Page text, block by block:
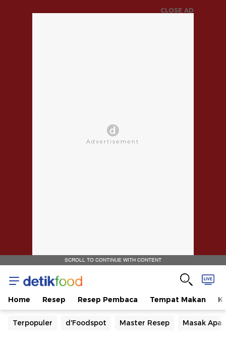
CLOSE AD
SCROLL TO CONTINUE WITH CONTENT
Home Resep Resep Pembaca Tempat Makan
Terpopuler d'Foodspot Master Resep Masak Apa